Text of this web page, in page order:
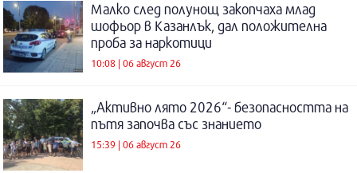
Малко след полунощ закопчаха млад
шофьор в Казанлък, дал положителна
проба за наркотици
10:08 | 06 август 26
„Активно лято 2026“- безопасността на
пътя започва със знанието
15:39 | 06 август 26